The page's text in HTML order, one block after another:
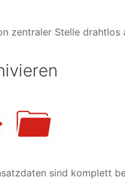
zentraler Stelle
sind komplett